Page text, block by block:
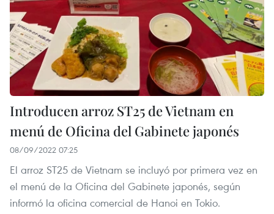
Introducen arroz ST25 de Vietnam en
menú de Oficina del Gabinete japonés
08/09/2022 07:25
El arroz ST25 de Vietnam se incluyó por primera vez en
el menú de la Oficina del Gabinete japonés, según
informó la oficina comercial de Hanoi en Tokio.